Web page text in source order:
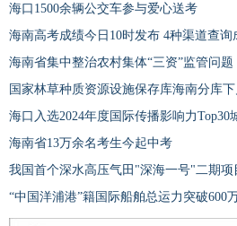
海口1500余辆公交车参与爱心送考
海南高考成绩今日10时发布 4种渠道查询
海南省集中整治农村集体“三资”监管问题
国家林草种质资源设施保存库海南分库
海口入选2024年度国际传播影响力Top30
海南省13万余名考生今起中考
我国首个深水高压气田"深海一号"二期项
“中国洋浦港”籍国际船舶总运力突破600